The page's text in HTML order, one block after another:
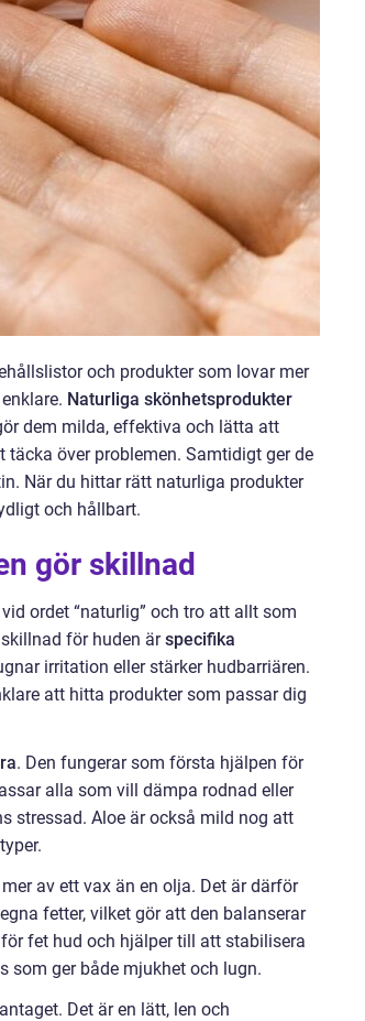
och produkter som lovar mer
Naturliga skönhetsprodukter
dem milda, effektiva och lätta att
över problemen. Samtidigt ger de
När du hittar rätt naturliga produkter
och hållbart.
gör skillnad
ordet “naturlig” och tro att allt som
för huden ärspecifika
irritation eller stärker hudbarriären.
att hitta produkter som passar dig
. Den fungerar som första hjälpen för
alla som vill dämpa rodnad eller
stressad. Aloe är också mild nog att
av ett vax än en olja. Det är därför
fetter, vilket gör att den balanserar
fet hud och hjälper till att stabilisera
som ger både mjukhet och lugn.
Det är en lätt, len och